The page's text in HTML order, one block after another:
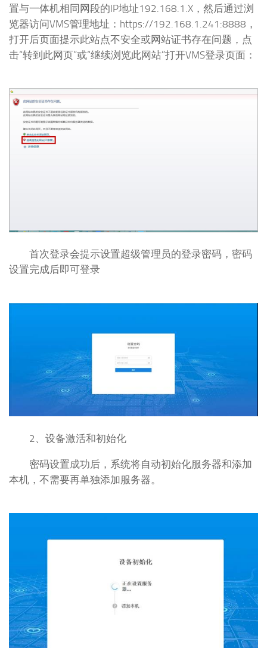
置与一体机相同网段的IP地址192.168.1.X，然后通过浏
览器访问VMS管理地址：https://192.168.1.241:8888，
打开后页面提示此站点不安全或网站证书存在问题，点
击“转到此网页”或“继续浏览此网站”打开VMS登录页面：
首次登录会提示设置超级管理员的登录密码，密码
设置完成后即可登录
2、设备激活和初始化
密码设置成功后，系统将自动初始化服务器和添加
本机，不需要再单独添加服务器。